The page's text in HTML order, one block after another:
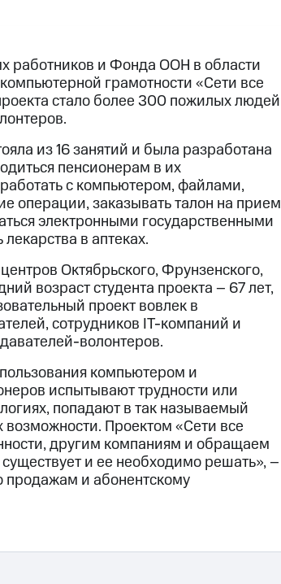
работников и Фонда ООН в области
грамотности «Сети все
стало более 300 пожилых людей
из 16 занятий и была разработана
пенсионерам в их
с компьютером, файлами,
операции, заказывать талон на прием
электронными государственными
в аптеках.
Октябрьского, Фрунзенского,
возраст студента проекта – 67 лет,
проект вовлек в
сотрудников IT-компаний и
волонтеров.
компьютером и
испытывают трудности или
попадают в так называемый
Проектом «Сети все
другим компаниям и обращаем
и ее необходимо решать», –
продажам и абонентскому